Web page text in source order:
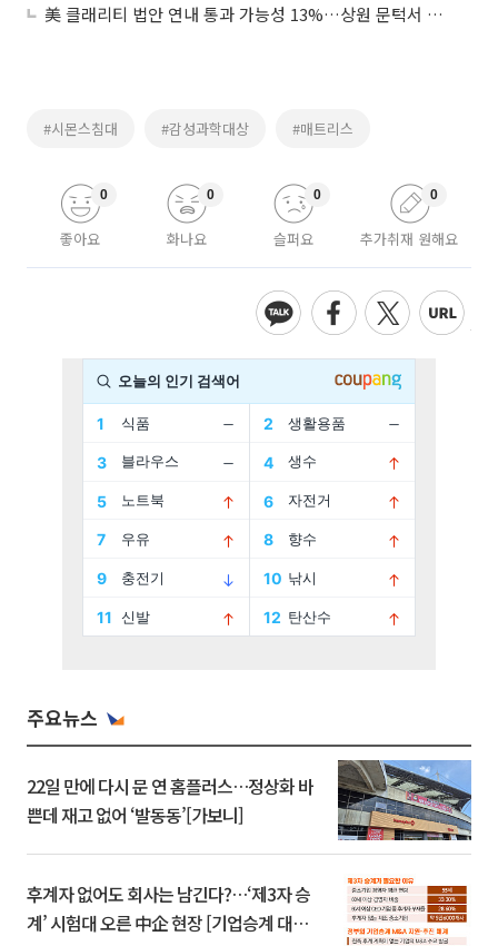
美 클래리티 법안 연내 통과 가능성 13%…상원 문턱서 제동
#시몬스침대 #감성과학대상 #매트리스
좋아요
0
화나요
0
슬퍼요
0
추가취재 원해요
0
주요뉴스
22일 만에 다시 문 연 홈플러스…정상화 바
쁜데 재고 없어 ‘발동동’[가보니]
후계자 없어도 회사는 남긴다?…‘제3자 승
계’ 시험대 오른 中企 현장 [기업승계 대전